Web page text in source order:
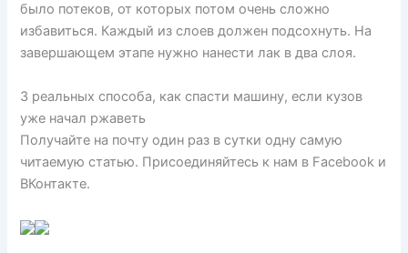
было потеков, от которых потом очень сложно
избавиться. Каждый из слоев должен подсохнуть. На
завершающем этапе нужно нанести лак в два слоя.
3 реальных способа, как спасти машину, если кузов
уже начал ржаветь
Получайте на почту один раз в сутки одну самую
читаемую статью. Присоединяйтесь к нам в Facebook и
ВКонтакте.